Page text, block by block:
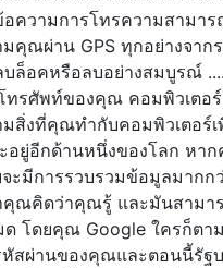
ความการโทรความสามาร
คุณผ่าน GPS ทุกอย่างจาก
ล็อคหรือลบอย่างสมบูรณ์
ทรศัพท์ของคุณ คอมพิวเตอ
มสิ่งที่คุณทำกับคอมพิวเตอร์
อยู่อีกด้านหนึ่งของโลก หา
จะมีการรวบรวมข้อมูลมาก
คุณคิดว่าคุณรู้ และมันสามาร
โดยคุณ Google ใครก็ตา
หัสผ่านของคุณและตอนนี้รัฐ